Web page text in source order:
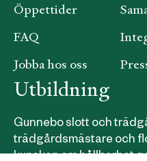
Öppettider
FAQ
Jobba hos oss
Utbildning
Gunnebo slott och
trädgårdsmästare och
kunskap om hållbarhet